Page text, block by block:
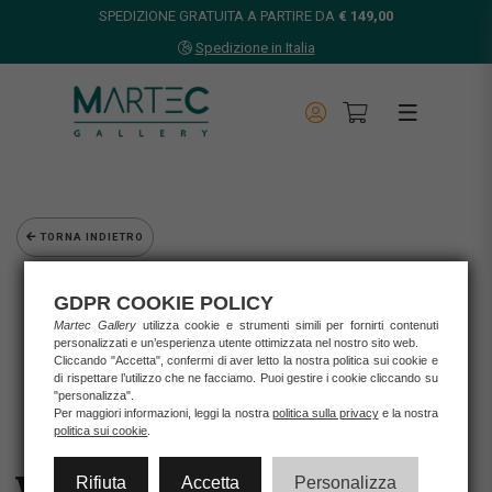
SPEDIZIONE GRATUITA A PARTIRE DA € 149,00
Spedizione in Italia
TORNA INDIETRO
Opere d'arte
Grafica d'autore
Wallas
WALLAS - Serigrafia 20x40 cm "GENUINO"
GDPR COOKIE POLICY
Martec Gallery utilizza cookie e strumenti simili per fornirti contenuti
personalizzati e un’esperienza utente ottimizzata nel nostro sito web.
Cliccando "Accetta", confermi di aver letto la nostra politica sui cookie e
di rispettare l’utilizzo che ne facciamo. Puoi gestire i cookie cliccando su
"personalizza".
Per maggiori informazioni, leggi la nostra politica sulla privacye la nostra
politica sui cookie
Rifiuta Accetta Personalizza